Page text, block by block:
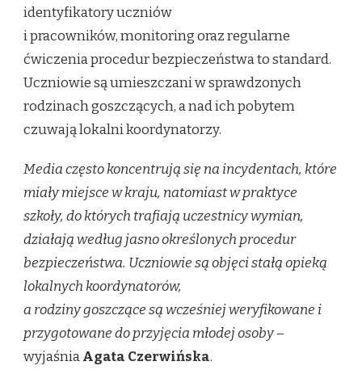
identyfikatory uczniów
i pracowników, monitoring oraz regularne
ćwiczenia procedur bezpieczeństwa to standard.
Uczniowie są umieszczani w sprawdzonych
rodzinach goszczących, a nad ich pobytem
czuwają lokalni koordynatorzy.
Media często koncentrują się na incydentach, które
miały miejsce w kraju, natomiast w praktyce
szkoły, do których trafiają uczestnicy wymian,
działają według jasno określonych procedur
bezpieczeństwa. Uczniowie są objęci stałą opieką
lokalnych koordynatorów,
a rodziny goszczące są wcześniej weryfikowane i
przygotowane do przyjęcia młodej osoby–
wyjaśniaAgata Czerwińska.